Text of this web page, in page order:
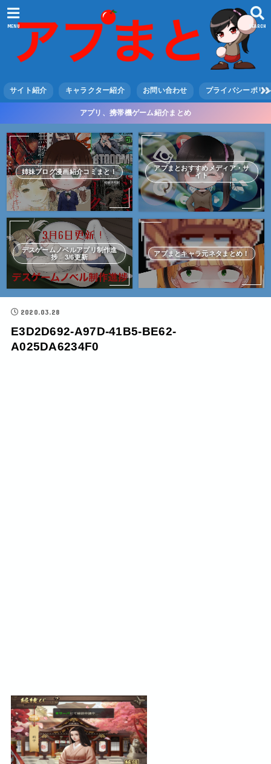
SEARCH
MENU
サイト紹介 キャラクター紹介 お問い合わせ プライバシーポリ
アプリ、携帯機ゲーム紹介まとめ
姉妹ブログ漫画紹介コミまと！
アプまとおすすめメディア・サ
イト
デスゲームノベルアプリ制作進
捗 3/6更新
アプまとキャラ元ネタまとめ！
2020.03.28
E3D2D692-A97D-41B5-BE62-
A025DA6234F0